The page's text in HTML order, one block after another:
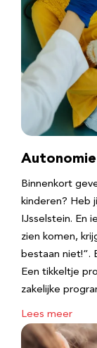
Binnenkort
kinderen? Heb
IJsselstein. En
zien komen,
bestaan niet!”.
Een tikkeltje
zakelijke
Lees meer